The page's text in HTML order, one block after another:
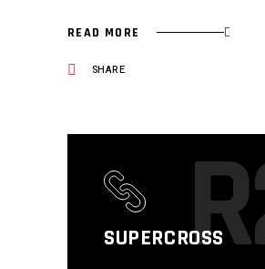
READ MORE
SHARE
SUPERCROSS